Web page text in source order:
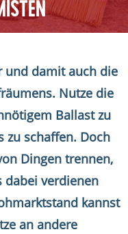
und damit auch die
Nutze die
Ballast zu
zu schaffen. Doch
Dingen trennen,
dabei verdienen
kannst
an andere